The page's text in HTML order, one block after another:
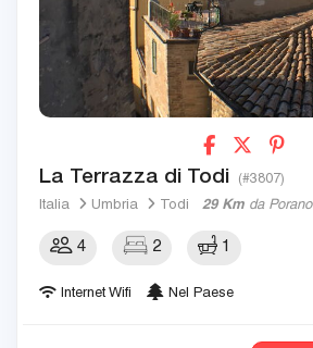
La Terrazza di Todi (#3807)
Italia Umbria Todi 29 Km da Porano
4 2 1
Internet Wifi Nel Paese